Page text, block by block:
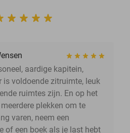
aardige kapitein,
is voldoende zitruimte, leuk
ruimtes zijn. En op het
plekken om te
varen, neem een
of een boek als je last hebt